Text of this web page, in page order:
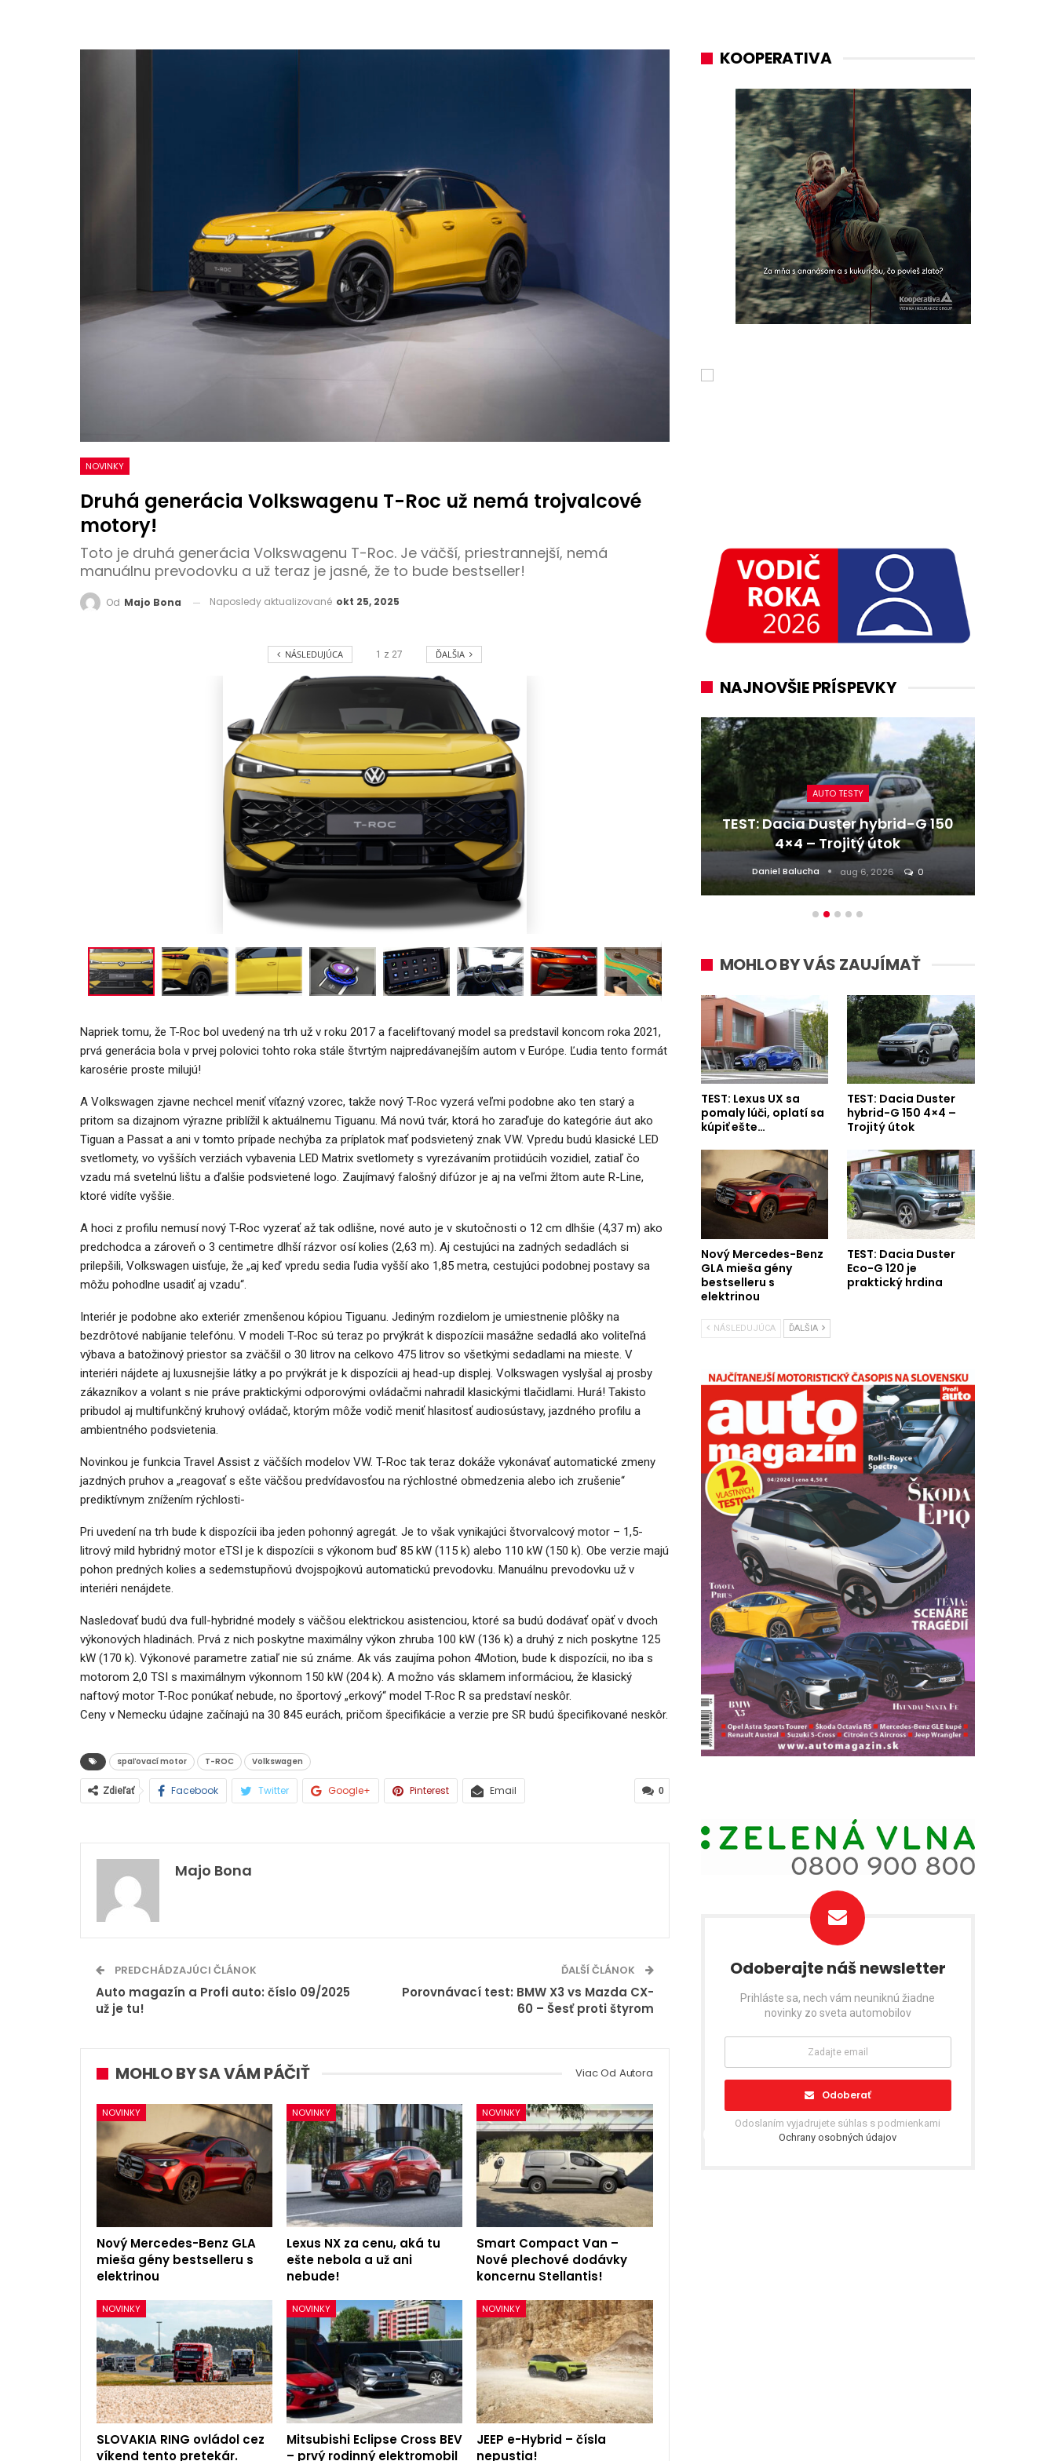
NOVINKY
Druhá generácia Volkswagenu T-Roc už nemá trojvalcové
motory!
Toto je druhá generácia Volkswagenu T-Roc. Je väčší, priestrannejší, nemá
manuálnu prevodovku a už teraz je jasné, že to bude bestseller!
Od Majo Bona Naposledy aktualizované okt 25, 2025
NÁSLEDUJÚCA 1 z 27 ĎALŠIA
Napriek tomu, že T-Roc bol uvedený na trh už v roku 2017 a faceliftovaný model sa predstavil koncom roka 2021,
prvá generácia bola v prvej polovici tohto roka stále štvrtým najpredávanejším autom v Európe. Ľudia tento formát
karosérie proste milujú!
A Volkswagen zjavne nechcel meniť víťazný vzorec, takže nový T-Roc vyzerá veľmi podobne ako ten starý a
pritom sa dizajnom výrazne priblížil k aktuálnemu Tiguanu. Má novú tvár, ktorá ho zaraďuje do kategórie áut ako
Tiguan a Passat a ani v tomto prípade nechýba za príplatok mať podsvietený znak VW. Vpredu budú klasické LED
svetlomety, vo vyšších verziách vybavenia LED Matrix svetlomety s vyrezávaním protiidúcih vozidiel, zatiaľ čo
vzadu má svetelnú lištu a ďalšie podsvietené logo. Zaujímavý falošný difúzor je aj na veľmi žltom aute R-Line,
ktoré vidíte vyššie.
A hoci z profilu nemusí nový T-Roc vyzerať až tak odlišne, nové auto je v skutočnosti o 12 cm dlhšie (4,37 m) ako
predchodca a zároveň o 3 centimetre dlhší rázvor osí kolies (2,63 m). Aj cestujúci na zadných sedadlách si
prilepšili, Volkswagen uisťuje, že „aj keď vpredu sedia ľudia vyšší ako 1,85 metra, cestujúci podobnej postavy sa
môžu pohodlne usadiť aj vzadu“.
Interiér je podobne ako exteriér zmenšenou kópiou Tiguanu. Jediným rozdielom je umiestnenie plôšky na
bezdrôtové nabíjanie telefónu. V modeli T-Roc sú teraz po prvýkrát k dispozícii masážne sedadlá ako voliteľná
výbava a batožinový priestor sa zväčšil o 30 litrov na celkovo 475 litrov so všetkými sedadlami na mieste. V
interiéri nájdete aj luxusnejšie látky a po prvýkrát je k dispozícii aj head-up displej. Volkswagen vyslyšal aj prosby
zákazníkov a volant s nie práve praktickými odporovými ovládačmi nahradil klasickými tlačidlami. Hurá! Takisto
pribudol aj multifunkčný kruhový ovládač, ktorým môže vodič meniť hlasitosť audiosústavy, jazdného profilu a
ambientného podsvietenia.
Novinkou je funkcia Travel Assist z väčších modelov VW. T-Roc tak teraz dokáže vykonávať automatické zmeny
jazdných pruhov a „reagovať s ešte väčšou predvídavosťou na rýchlostné obmedzenia alebo ich zrušenie“
prediktívnym znížením rýchlosti-
Pri uvedení na trh bude k dispozícii iba jeden pohonný agregát. Je to však vynikajúci štvorvalcový motor – 1,5-
litrový mild hybridný motor eTSI je k dispozícii s výkonom buď 85 kW (115 k) alebo 110 kW (150 k). Obe verzie majú
pohon predných kolies a sedemstupňovú dvojspojkovú automatickú prevodovku. Manuálnu prevodovku už v
interiéri nenájdete.
Nasledovať budú dva full-hybridné modely s väčšou elektrickou asistenciou, ktoré sa budú dodávať opäť v dvoch
výkonových hladinách. Prvá z nich poskytne maximálny výkon zhruba 100 kW (136 k) a druhý z nich poskytne 125
kW (170 k). Výkonové parametre zatiaľ nie sú známe. Ak vás zaujíma pohon 4Motion, bude k dispozícii, no iba s
motorom 2,0 TSI s maximálnym výkonnom 150 kW (204 k). A možno vás sklamem informáciou, že klasický
naftový motor T-Roc ponúkať nebude, no športový „erkový“ model T-Roc R sa predstaví neskôr.
Ceny v Nemecku údajne začínajú na 30 845 eurách, pričom špecifikácie a verzie pre SR budú špecifikované neskôr.
spaľovací motor T-ROC Volkswagen
0
Zdieľať Facebook Twitter Google+ Pinterest Email
Majo Bona
PREDCHÁDZAJÚCI ČLÁNOK
Auto magazín a Profi auto: číslo 09/2025
už je tu!
ĎALŠÍ ČLÁNOK
Porovnávací test: BMW X3 vs Mazda CX-
60 – Šesť proti štyrom
MOHLO BY SA VÁM PÁČIŤ Viac Od Autora
NOVINKY
Nový Mercedes-Benz GLA
mieša gény bestselleru s
elektrinou
NOVINKY
Lexus NX za cenu, aká tu
ešte nebola a už ani
nebude!
NOVINKY
Smart Compact Van –
Nové plechové dodávky
koncernu Stellantis!
NOVINKY
SLOVAKIA RING ovládol cez
víkend tento pretekár.
NOVINKY
Mitsubishi Eclipse Cross BEV
– prvý rodinný elektromobil
NOVINKY
JEEP e-Hybrid – čísla
nepustia!
KOOPERATIVA
NAJNOVŠIE PRÍSPEVKY
AUTO TESTY
TEST: Dacia Duster Eco-G 120 je
praktický hrdina
Daniel Balucha júl 31, 2026 0
AUTO TESTY
TEST: Lexus UX sa pomaly lúči,
oplatí sa kúpiť ešte…
Peter varga
AUTO TESTY
TEST: Dacia Duster hybrid-G 150
4×4 – Trojitý útok
Daniel Balucha aug 6, 2026 0
MOHLO BY VÁS ZAUJÍMAŤ
TEST: Lexus UX sa
pomaly lúči, oplatí sa
kúpiť ešte…
TEST: Dacia Duster
hybrid-G 150 4×4 –
Trojitý útok
Nový Mercedes-Benz
GLA mieša gény
bestselleru s
elektrinou
TEST: Dacia Duster
Eco-G 120 je
praktický hrdina
NÁSLEDUJÚCA ĎALŠIA
Odoberajte náš newsletter
Prihláste sa, nech vám neuniknú žiadne
novinky zo sveta automobilov
Odoberať
Odoslaním vyjadrujete súhlas s podmienkami
Ochrany osobných údajov